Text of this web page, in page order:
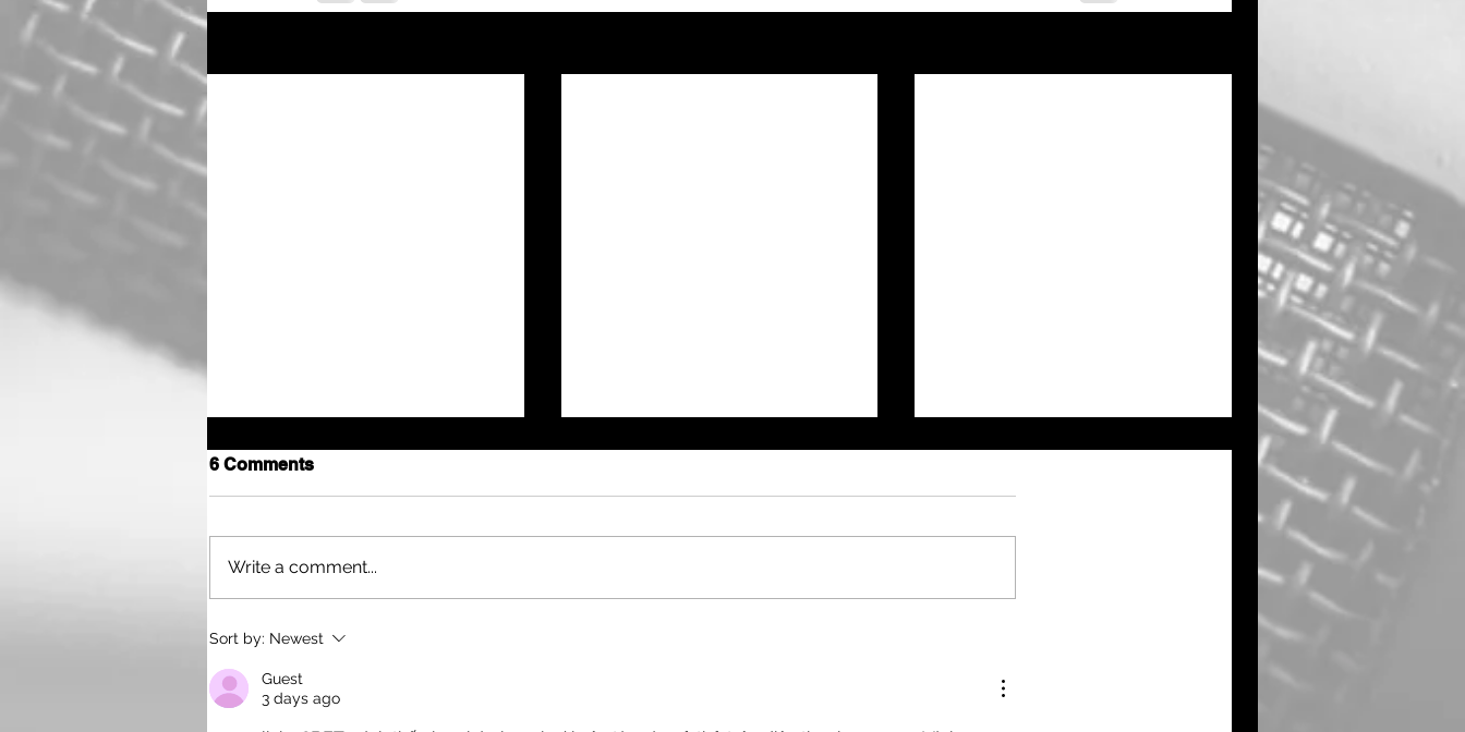
Harry A. Bearley
Update
6 Comments
Write a comment...
Sort by: Newest
Guest
3 days ago